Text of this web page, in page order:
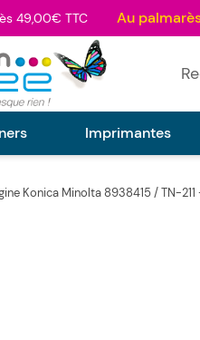
49,00€ TTC
Imprimantes
Konica Minolta 8938415 / TN-
fullscreen